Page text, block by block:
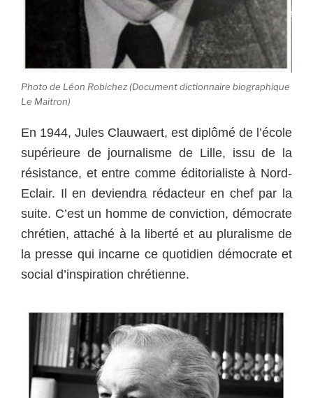
Photo de Léon Robichez (Document dictionnaire biographique
Le Maitron)
En 1944, Jules Clauwaert, est diplômé de l’école
supérieure de journalisme de Lille, issu de la
résistance, et entre comme éditorialiste à Nord-
Eclair. Il en deviendra rédacteur en chef par la
suite. C’est un homme de conviction, démocrate
chrétien, attaché à la liberté et au pluralisme de
la presse qui incarne ce quotidien démocrate et
social d’inspiration chrétienne.